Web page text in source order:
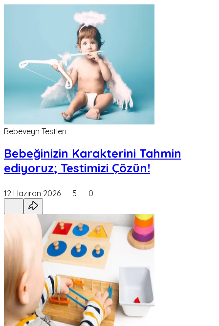
Bebeveyn Testleri
Bebeğinizin Karakterini Tahmin
ediyoruz; Testimizi Çözün!
12 Haziran 2026 5 0